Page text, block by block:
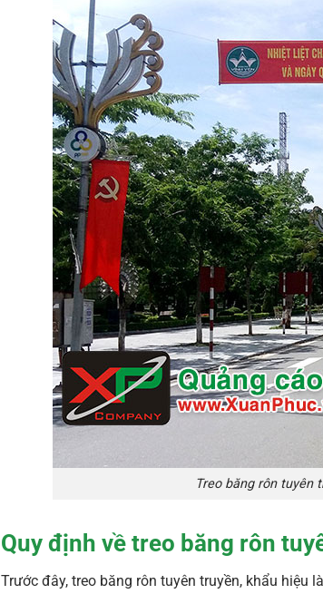
Treo băng rôn tuyên
Quy định về treo băng rôn
Trước đây, treo băng rôn tuyên truyền, khẩu hiệu